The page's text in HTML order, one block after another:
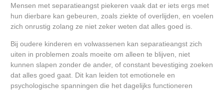
Mensen met separatieangst piekeren vaak dat er iets ergs met
hun dierbare kan gebeuren, zoals ziekte of overlijden, en voelen
zich onrustig zolang ze niet zeker weten dat alles goed is.
Bij oudere kinderen en volwassenen kan separatieangst zich
uiten in problemen zoals moeite om alleen te blijven, niet
kunnen slapen zonder de ander, of constant bevestiging zoeken
dat alles goed gaat. Dit kan leiden tot emotionele en
psychologische spanningen die het dagelijks functioneren